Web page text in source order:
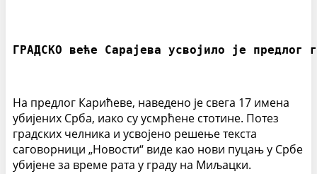
ГРАДСКО веће Сарајева усвојило је
На предлог Карићеве, наведено је свега 17 имена
убијених Срба, иако су усмрћене стотине. Потез
градских челника и усвојено решење текста
саговорници „Новости“ виде као нови пуцањ у Србе
убијене за време рата у граду на Миљацки.